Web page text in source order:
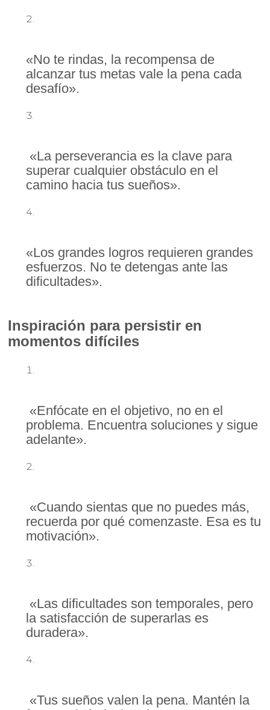
«No te rindas, la recompensa de
alcanzar tus metas vale la pena cada
desafío».
«La perseverancia es la clave para
superar cualquier obstáculo en el
camino hacia tus sueños».
«Los grandes logros requieren grandes
esfuerzos. No te detengas ante las
dificultades».
Inspiración para persistir en
momentos difíciles
«Enfócate en el objetivo, no en el
problema. Encuentra soluciones y sigue
adelante».
«Cuando sientas que no puedes más,
recuerda por qué comenzaste. Esa es tu
motivación».
«Las dificultades son temporales, pero
la satisfacción de superarlas es
duradera».
«Tus sueños valen la pena. Mantén la